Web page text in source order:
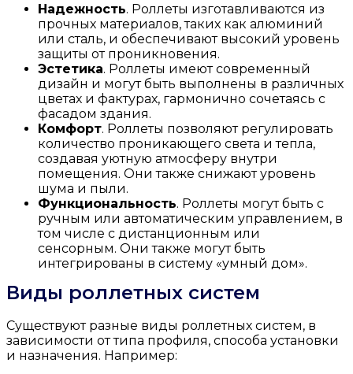
Надежность. Роллеты изготавливаются из
прочных материалов, таких как алюминий
или сталь, и обеспечивают высокий уровень
защиты от проникновения.
Эстетика. Роллеты имеют современный
дизайн и могут быть выполнены в различных
цветах и фактурах, гармонично сочетаясь с
фасадом здания.
Комфорт. Роллеты позволяют регулировать
количество проникающего света и тепла,
создавая уютную атмосферу внутри
помещения. Они также снижают уровень
шума и пыли.
Функциональность. Роллеты могут быть с
ручным или автоматическим управлением, в
том числе с дистанционным или
сенсорным. Они также могут быть
интегрированы в систему «умный дом».
Виды роллетных систем
Существуют разные виды роллетных систем, в
зависимости от типа профиля, способа установки
и назначения. Например: